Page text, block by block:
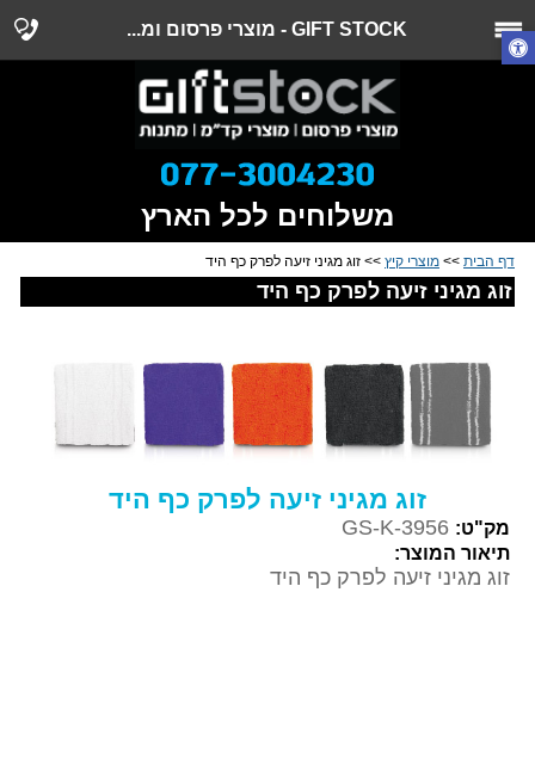
GIFT STOCK - מוצרי פרסום ומ...
משלוחים לכל הארץ
דף הבית >> מוצרי קיץ >> זוג מגיני זיעה לפרק כף היד
זוג מגיני זיעה לפרק כף היד
זוג מגיני זיעה לפרק כף היד
מק"ט: GS-K-3956
תיאור המוצר:
זוג מגיני זיעה לפרק כף היד